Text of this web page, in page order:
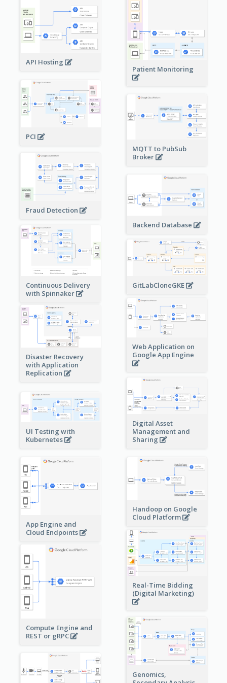
Patient Monitoring
API Hosting
PCI
MQTT to PubSub
Broker
Fraud Detection
Backend Database
Continuous Delivery
with Spinnaker
GitLabCloneGKE
Web Application on
Google App Engine
Disaster Recovery
with Application
Replication
Digital Asset
Management and
Sharing
UI Testing with
Kubernetes
App Engine and
Cloud Endpoints
Handoop on Google
Cloud Platform
Real-Time Bidding
(Digital Marketing)
Compute Engine and
REST or gRPC
Genomics,